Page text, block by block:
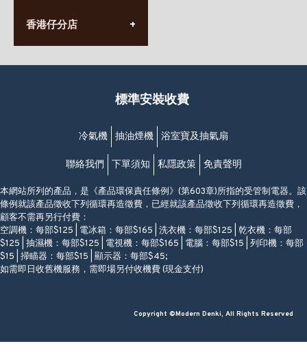
香港堅尼地城卑路乍街
(堅尼地城地鐵站B出口)
營業時間:
(10:00am-20:30pm)
香港仔分店
營業時間:
香港香港仔成都道20-28號
(黃竹坑地鐵站轉4M專線小巴)
標準安裝收費
冷氣機 抽油煙機 浴室寶及抽氣扇
聯絡我們 下單須知 私隱政策 免責聲明
本網站所列的產品，是《產品環保責任條例》(第603章)所指的受管制電器。該
條例就該產品徵收下列循環再造徵費，已經就該產品徵收下列循環再造徵費，
顧客不需再另行付費：
空調機：每部$125 | 電冰箱：每部$165 | 洗衣機：每部$125 | 乾衣機：每部
$125 | 抽濕機：每部$125 | 電視機：每部$165 | 電腦：每部$15 | 列印機：每部
$15 | 掃瞄器：每部$15 | 顯示器：每部$45;
如需即日收舊機服務，需即場另付收機費 (現金支付)
Copyright ©Modern Denki, All Rights Reserved